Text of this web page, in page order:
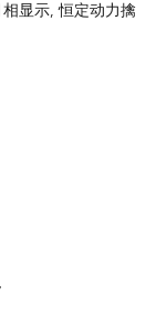
显示, 恒定动力擒